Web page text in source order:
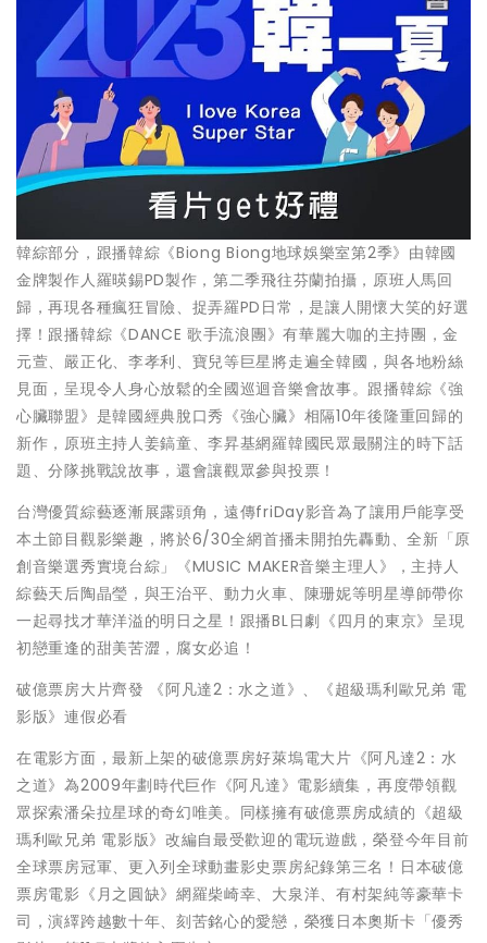
韓綜部分，跟播韓綜《Biong Biong地球娛樂室第2季》由韓國
金牌製作人羅暎錫PD製作，第二季飛往芬蘭拍攝，原班人馬回
歸，再現各種瘋狂冒險、捉弄羅PD日常，是讓人開懷大笑的好選
擇！跟播韓綜《DANCE 歌手流浪團》有華麗大咖的主持團，金
元萱、嚴正化、李孝利、寶兒等巨星將走遍全韓國，與各地粉絲
見面，呈現令人身心放鬆的全國巡迴音樂會故事。跟播韓綜《強
心臟聯盟》是韓國經典脫口秀《強心臟》相隔10年後隆重回歸的
新作，原班主持人姜鎬童、李昇基網羅韓國民眾最關注的時下話
題、分隊挑戰說故事，還會讓觀眾參與投票！
台灣優質綜藝逐漸展露頭角，遠傳friDay影音為了讓用戶能享受
本土節目觀影樂趣，將於6/30全網首播未開拍先轟動、全新「原
創音樂選秀實境台綜」《MUSIC MAKER音樂主理人》，主持人
綜藝天后陶晶瑩，與王治平、動力火車、陳珊妮等明星導師帶你
一起尋找才華洋溢的明日之星！跟播BL日劇《四月的東京》呈現
初戀重逢的甜美苦澀，腐女必追！
破億票房大片齊發 《阿凡達2：水之道》、《超級瑪利歐兄弟 電
影版》連假必看
在電影方面，最新上架的破億票房好萊塢電大片《阿凡達2：水
之道》為2009年劃時代巨作《阿凡達》電影續集，再度帶領觀
眾探索潘朵拉星球的奇幻唯美。同樣擁有破億票房成績的《超級
瑪利歐兄弟 電影版》改編自最受歡迎的電玩遊戲，榮登今年目前
全球票房冠軍、更入列全球動畫影史票房紀錄第三名！日本破億
票房電影《月之圓缺》網羅柴崎幸、大泉洋、有村架純等豪華卡
司，演繹跨越數十年、刻苦銘心的愛戀，榮獲日本奧斯卡「優秀